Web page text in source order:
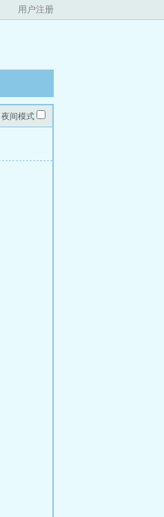
用户注册
夜间模式